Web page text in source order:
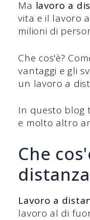
Ma lavoro a
vita e il lavoro
milioni di
Che cos'è?
vantaggi e gli
un lavoro a
In questo
e molto altro
Che
Lavoro a
lavoro al di